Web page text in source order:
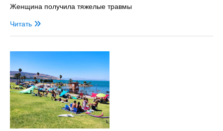
Женщина получила тяжелые травмы
Читать